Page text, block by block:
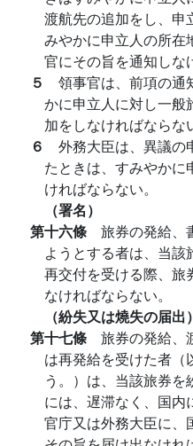
渡航先の追加をし、申
みやかに申立人の所在
官にその旨を通知しな
５ 領事官は、前項の通
かに申立人に対し一般
加をしなければならな
６ 外務大臣は、異議の
たときは、すみやかに
ければならない。
（署名）
第十六條 旅券の発給、
ようとする者は、当
再交付を受ける際、旅
なければならない。
（紛失又は燒失の届出）
第十七條 旅券の発給、
は再発給を受けた者（
う。）は、当該旅券
には、遅滞なく、国
官庁又は外務大臣に、